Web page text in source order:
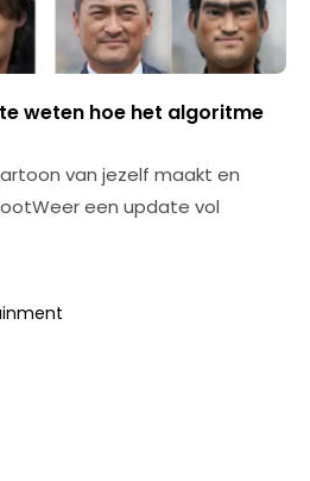
weten hoe het algoritme
van jezelf maakt en
een update vol